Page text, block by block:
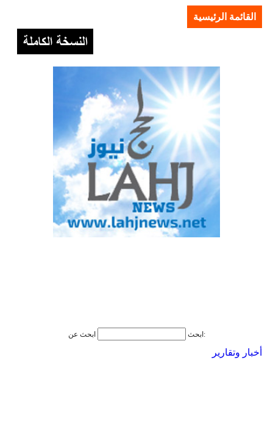
القائمة الرئيسية
ابحث ابحث عن:
أخبار وتقارير